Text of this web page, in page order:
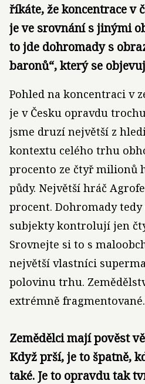
říkáte, že koncentrace v
je ve srovnání s jinými
to jde dohromady s
baronů“, který se
Pohled na koncentraci v
je v Česku opravdu
jsme druzí největší z
kontextu celého trhu
procento ze čtyř milionů
půdy. Největší hráč
procent. Dohromady
subjekty kontrolují jen
Srovnejte si to s
největší vlastníci
polovinu trhu.
extrémně fragmentované.
Zemědělci mají pověst
Když prší, je to špatně,
také. Je to opravdu tak